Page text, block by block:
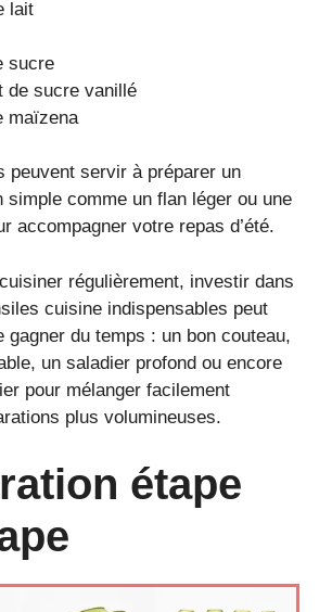
lait
sucre
de sucre vanillé
maïzena
peuvent servir à préparer un
simple comme un flan léger ou une
accompagner votre repas d’été.
régulièrement, investir dans
cuisine indispensables peut
gagner du temps : un bon couteau,
un saladier profond ou encore
pour mélanger facilement
plus volumineuses.
étape